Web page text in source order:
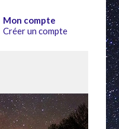
Mon compte
Créer un compte